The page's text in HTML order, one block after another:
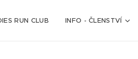
RUN CLUB INFO - ČLENSTVÍ